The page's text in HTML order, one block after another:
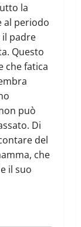
la
al periodo
il padre
Questo
che fatica
può
Di
del
che
il suo